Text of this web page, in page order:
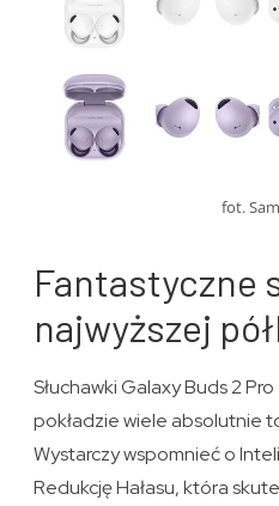
fot.
Fantastyczne
najwyższej
Słuchawki Galaxy Buds 2
pokładzie wiele absolutnie
Wystarczy wspomnieć o
Redukcję Hałasu, która